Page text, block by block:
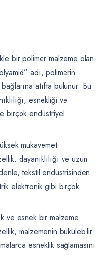
bir polimer malzeme olan
adı, polimerin
atıfta bulunur. Bu
esnekliği ve
birçok endüstriyel
mukavemet
dayanıklılığı ve uzun
tekstil endüstrisinden
elektronik gibi birçok
ve esnek bir malzeme
malzemenin bükülebilir
esneklik sağlamasını